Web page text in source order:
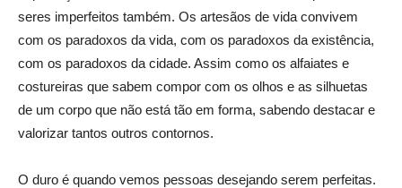
seres imperfeitos também. Os artesãos de vida convivem
com os paradoxos da vida, com os paradoxos da existência,
com os paradoxos da cidade. Assim como os alfaiates e
costureiras que sabem compor com os olhos e as silhuetas
de um corpo que não está tão em forma, sabendo destacar e
valorizar tantos outros contornos.
O duro é quando vemos pessoas desejando serem perfeitas.